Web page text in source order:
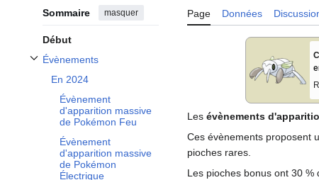
Sommaire masquer
Début
Évènements
Afficher / masquer la sous-section Évènements
En 2024
Évènement
d'apparition massive
de Pokémon Feu
Évènement
d'apparition massive
de Pokémon
Électrique
Page Données
Les évènements
Ces évènements proposent
pioches rares.
Les pioches bonus ont 30 %